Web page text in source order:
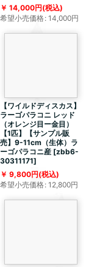
14,000円(税込)
希望小売価格: 14,000円
【ワイルドディスカス】
ラーゴパラコニ レッド
（オレンジ目ー金目）
【1匹】【サンプル販
売】9-11cm（生体）ラ
ーゴパラコニ産 [zbb6-
30311171]
9,800円(税込)
希望小売価格: 12,800円